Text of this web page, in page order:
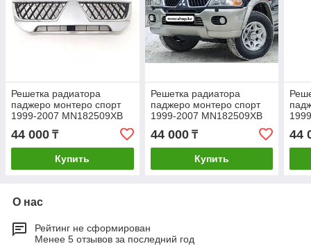
Решетка радиатора
паджеро монтеро спорт
1999-2007 MN182509XB
montero sport
44 000 ₸
Купить
Решетка радиатора
паджеро монтеро спорт
1999-2007 MN182509XB
montero sport
44 000₸
Купить
44
О нас
Рейтинг не сформирован
Менее 5 отзывов за последний год